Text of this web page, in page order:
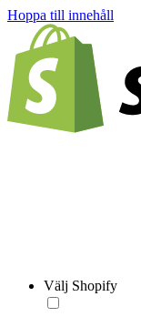
Hoppa till innehåll
Välj Shopify